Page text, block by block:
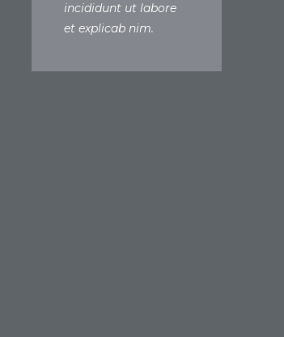
incididunt ut labore
et explicab nim.